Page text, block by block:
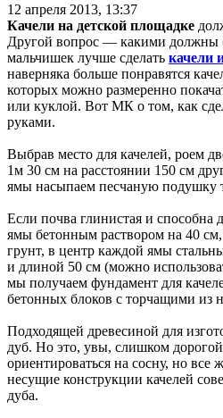
12 апреля 2013, 13:37
Качели на детской площадке
Другой вопрос — какими должны
мальчишек лучше сделать качели
наверняка больше понравятся
которых можно размеренно
или куклой. Вот МК о том, как
руками.
Выбрав место для качелей, роем
1м 30 см на расстоянии 150 см
ямы насыпаем песчаную подушку
Если почва глинистая и способна
ямы бетонным раствором на 40
грунт, в центр каждой ямы
и длиной 50 см (можно
мы получаем фундамент для
бетонных блоков с торчащими из
Подходящей древесиной для
дуб. Но это, увы, слишком
ориентироваться на сосну, но все
несущие конструкции качелей
дуба.